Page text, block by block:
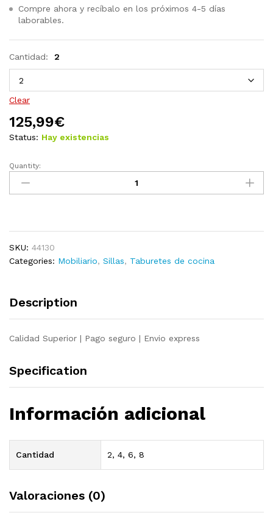
Compre ahora y recíbalo en los próximos 4-5 días
laborables.
Cantidad: 2
Clear
125,99€
Status: Hay existencias
Taburetes
cocina
maciza
de
Quantity:
SKU: 44130
Categories: Mobiliario, Sillas, Taburetes de cocina
Description
Calidad Superior | Pago seguro | Envio express
Specification
Información adicional
Cantidad 2, 4, 6, 8
Valoraciones (0)